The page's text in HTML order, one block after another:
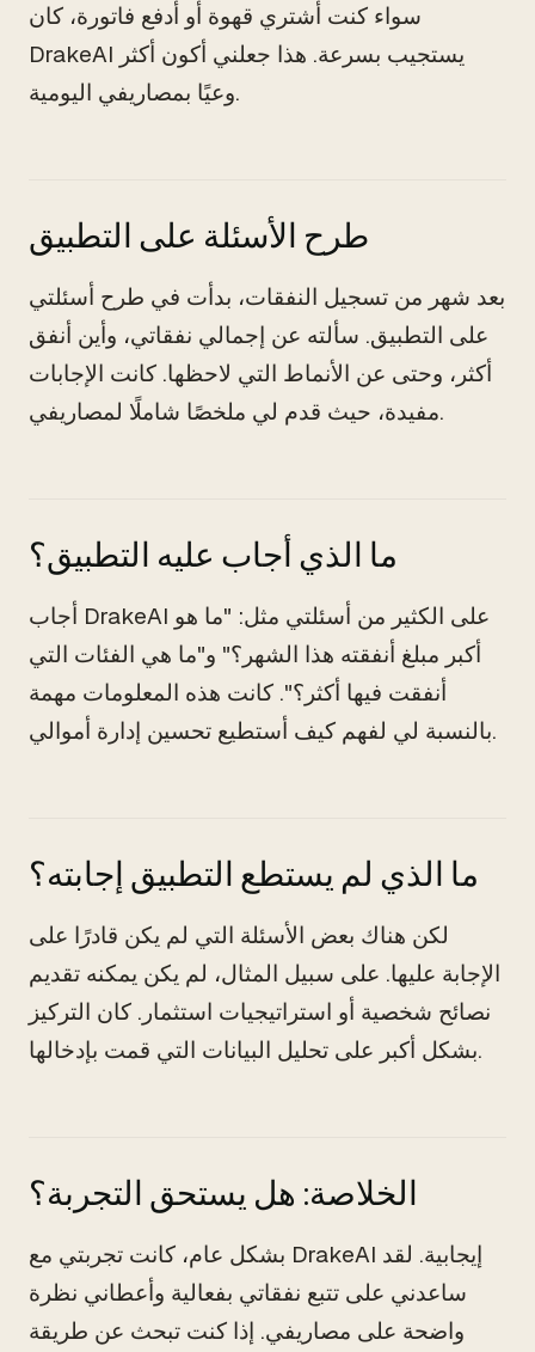
سواء كنت أشتري قهوة أو أدفع فاتورة، كان
DrakeAI يستجيب بسرعة. هذا جعلني أكون أكثر
وعيًا بمصاريفي اليومية.
طرح الأسئلة على التطبيق
بعد شهر من تسجيل النفقات، بدأت في طرح أسئلتي
على التطبيق. سألته عن إجمالي نفقاتي، وأين أنفق
أكثر، وحتى عن الأنماط التي لاحظها. كانت الإجابات
مفيدة، حيث قدم لي ملخصًا شاملًا لمصاريفي.
ما الذي أجاب عليه التطبيق؟
أجاب DrakeAI على الكثير من أسئلتي مثل: "ما هو
أكبر مبلغ أنفقته هذا الشهر؟" و"ما هي الفئات التي
أنفقت فيها أكثر؟". كانت هذه المعلومات مهمة
بالنسبة لي لفهم كيف أستطيع تحسين إدارة أموالي.
ما الذي لم يستطع التطبيق إجابته؟
لكن هناك بعض الأسئلة التي لم يكن قادرًا على
الإجابة عليها. على سبيل المثال، لم يكن يمكنه تقديم
نصائح شخصية أو استراتيجيات استثمار. كان التركيز
بشكل أكبر على تحليل البيانات التي قمت بإدخالها.
الخلاصة: هل يستحق التجربة؟
بشكل عام، كانت تجربتي مع DrakeAI إيجابية. لقد
ساعدني على تتبع نفقاتي بفعالية وأعطاني نظرة
واضحة على مصاريفي. إذا كنت تبحث عن طريقة